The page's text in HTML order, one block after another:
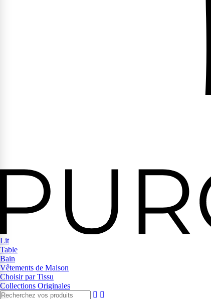
Lit
Table
Bain
Vêtements de Maison
Choisir par Tissu
Collections Originales